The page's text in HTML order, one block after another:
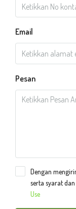
Email
Pesan
Dengan
serta syarat
Use